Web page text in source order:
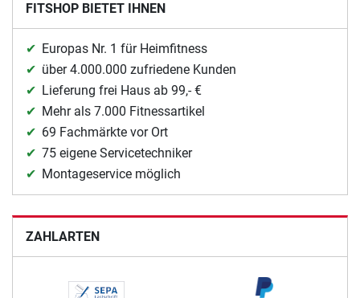
FITSHOP BIETET IHNEN
Europas Nr. 1 für Heimfitness
über 4.000.000 zufriedene Kunden
Lieferung frei Haus ab 99,- €
Mehr als 7.000 Fitnessartikel
69 Fachmärkte vor Ort
75 eigene Servicetechniker
Montageservice möglich
ZAHLARTEN